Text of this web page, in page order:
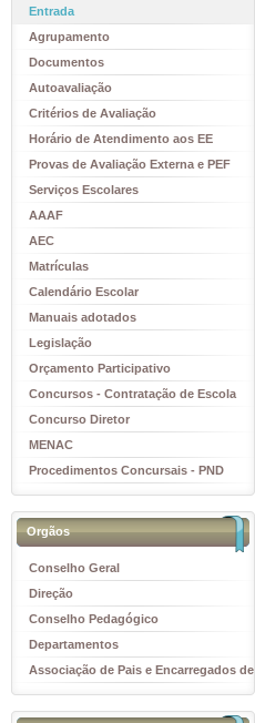
Entrada
Agrupamento
Documentos
Autoavaliação
Critérios de Avaliação
Horário de Atendimento aos EE
Provas de Avaliação Externa e PEF
Serviços Escolares
AAAF
AEC
Matrículas
Calendário Escolar
Manuais adotados
Legislação
Orçamento Participativo
Concursos - Contratação de Escola
Concurso Diretor
MENAC
Procedimentos Concursais - PND
Orgãos
Conselho Geral
Direção
Conselho Pedagógico
Departamentos
Associação de Pais e Encarregados de
Educação